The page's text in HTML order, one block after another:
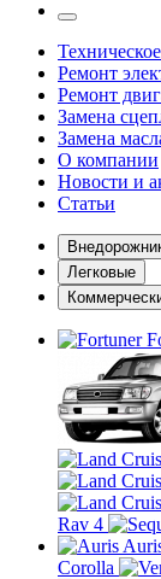
Ремонт
Ремонт
Замена
Замена
О компании
Новости и
Статьи
Легковые
Rav 4
Corolla